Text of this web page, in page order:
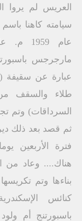
العريس لم يروا
عام
مارجرجس
عبارة عن سقيفة
طلاء والسقف
السرداقات) وتم
ثم قصد بعد ذلك
فترة الأربعين
هناك.... وعاد من
كنائس
باسبورتنج أم